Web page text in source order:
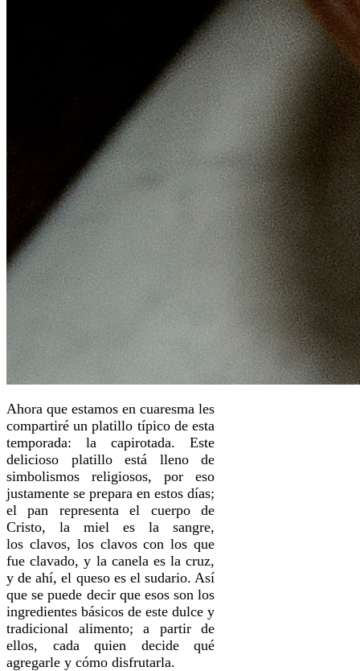
Ahora que estamos en cuaresma les
compartiré un platillo típico de esta
temporada: la capirotada. Este
delicioso platillo está lleno de
simbolismos religiosos, por eso
justamente se prepara en estos días;
el pan representa el cuerpo de
Cristo, la miel es la sangre,
los clavos, los clavos con los que
fue clavado, y la canela es la cruz,
y de ahí, el queso es el sudario. Así
que se puede decir que esos son los
ingredientes básicos de este dulce y
tradicional alimento; a partir de
ellos, cada quien decide qué
agregarle y cómo disfrutarla.